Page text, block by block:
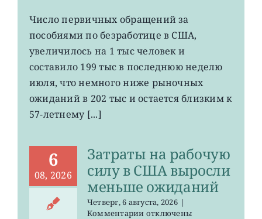
первичных
за
безработице
в
остается
лет
Число первичных обращений за
пособиями по безработице в США,
увеличилось на 1 тыс человек и
составило 199 тыс в последнюю неделю
июля, что немного ниже рыночных
ожиданий в 202 тыс и остается близким к
57-летнему [...]
6
08, 2026
Затраты на рабочую
силу в США выросли
меньше ожиданий
Четверг, 6 августа, 2026 |
Комментариикотключены